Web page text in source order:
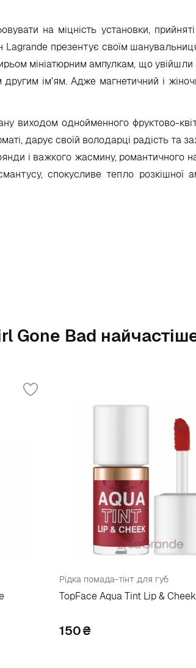
на міцність установки, прийняті
Lagrande презентує своїм
мініатюрним ампулкам, що
ім'ям. Адже магнетичний і
виходом однойменного фруктово-
дарує своїй володарці радість та
і важкого жасмину, романтичного
спокусливе тепло розкішної
Gone Bad
Рідка помада-тінт для губ
TopFace Aqua Tint Lip & Cheek
150₴